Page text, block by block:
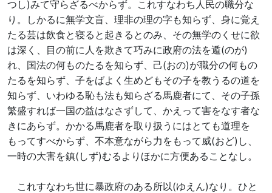
つし)みて守らざるべからず。これすなわち人民の職分な
り。しかるに無学文盲、理非の理の字も知らず、身に覚え
たる芸は飲食と寝ると起きるとのみ、その無学のくせに欲
は深く、目の前に人を欺きて巧みに政府の法を遁(のが)
れ、国法の何ものたるを知らず、己(おの)が職分の何もの
たるを知らず、子をばよく生めどもその子を教うるの道を
知らず、いわゆる恥も法も知らざる馬鹿者にて、その子孫
繁盛すれば一国の益はなさずして、かえって害をなす者な
きにあらず。かかる馬鹿者を取り扱うにはとても道理を
もってすべからず、不本意ながら力をもって威(おど)し、
一時の大害を鎮(しず)むるよりほかに方便あることなし。
これすなわち世に暴政府のある所以(ゆえん)なり。ひと